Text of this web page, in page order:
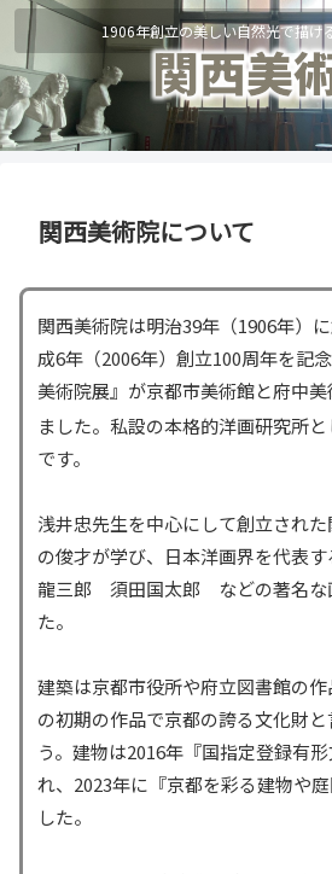
1906年創立の美しい自然光で描け
関西美術院について
関西美術院は明治39年（1906年）
成6年（2006年）創立100周年を記
美術院展』が京都市美術館と府中
ました。私設の本格的洋画研究所
です。
浅井忠先生を中心にして創立され
の俊才が学び、日本洋画界を代表
龍三郎 須田国太郎 などの著名な
た。
建築は京都市役所や府立図書館の
の初期の作品で京都の誇る文化財と
う。建物は2016年『国指定登録有
れ、2023年に『京都を彩る建物や
した。